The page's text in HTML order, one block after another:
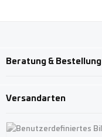
Beratung & Bestellung
Versandarten